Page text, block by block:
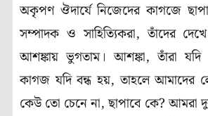
অকৃপণ ঔদার্যে নিজেদের কাগজে
সম্পাদক ও সাহিত্যিকরা, তাঁদের
আশঙ্কায় ভুগতাম। আশঙ্কা, তাঁরা
কাগজ যদি বন্ধ হয়, তাহলে আমাদের
কেউ তো চেনে না, ছাপাবে কে? আমরা